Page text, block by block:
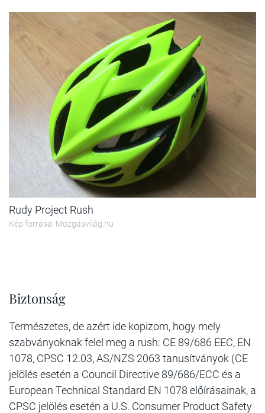
Rudy Project Rush
Kép forrása: Mozgásvilág.hu
Biztonság
Természetes, de azért ide kopizom, hogy mely
szabványoknak felel meg a rush: CE 89/686 EEC, EN
1078, CPSC 12.03, AS/NZS 2063 tanusítványok (CE
jelölés esetén a Council Directive 89/686/ECC és a
European Technical Standard EN 1078 előírásainak, a
CPSC jelölés esetén a U.S. Consumer Product Safety